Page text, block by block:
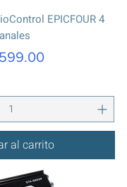
EPICFOUR 4
al carrito